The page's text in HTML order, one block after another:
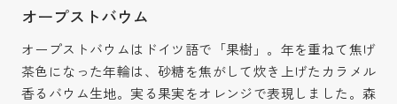
オープストバウム
オープストバウムはドイツ語で「果樹」。年を重ねて焦げ
茶色になった年輪は、砂糖を焦がして炊き上げたカラメル
香るバウム生地。実る果実をオレンジで表現しました。森